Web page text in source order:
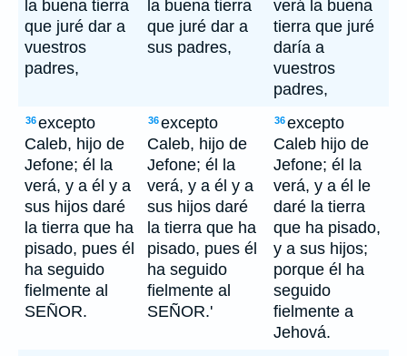
la buena tierra
que juré dar a
vuestros
padres,
la buena tierra
que juré dar a
sus padres,
verá la buena
tierra que juré
daría a
vuestros
padres,
36excepto
Caleb, hijo de
Jefone; él la
verá, y a él y a
sus hijos daré
la tierra que ha
pisado, pues él
ha seguido
fielmente al
SEÑOR.
36excepto
Caleb, hijo de
Jefone; él la
verá, y a él y a
sus hijos daré
la tierra que ha
pisado, pues él
ha seguido
fielmente al
SEÑOR.'
36excepto
Caleb hijo de
Jefone; él la
verá, y a él le
daré la tierra
que ha pisado,
y a sus hijos;
porque él ha
seguido
fielmente a
Jehová.